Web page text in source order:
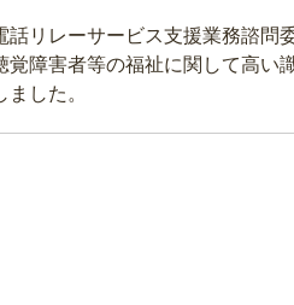
リレーサービス支援業務諮問
覚障害者等の福祉に関して高い
した。